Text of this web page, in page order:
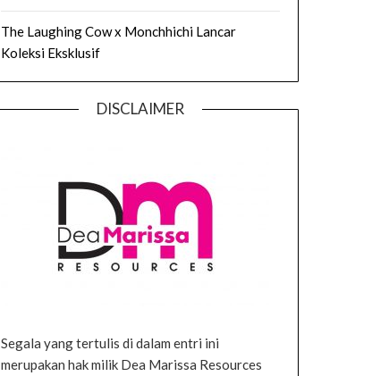
The Laughing Cow x Monchhichi Lancar
Koleksi Eksklusif
DISCLAIMER
Segala yang tertulis di dalam entri ini
merupakan hak milik Dea Marissa Resources